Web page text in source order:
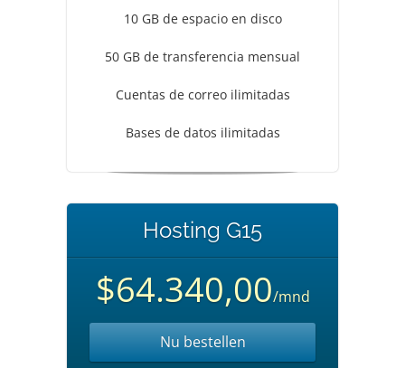
10 GB de espacio en disco
50 GB de transferencia mensual
Cuentas de correo ilimitadas
Bases de datos ilimitadas
Hosting G15
$64.340,00/mnd
Nu bestellen